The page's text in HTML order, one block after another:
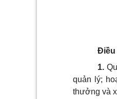
Điều
1.
quản lý;
thưởng và